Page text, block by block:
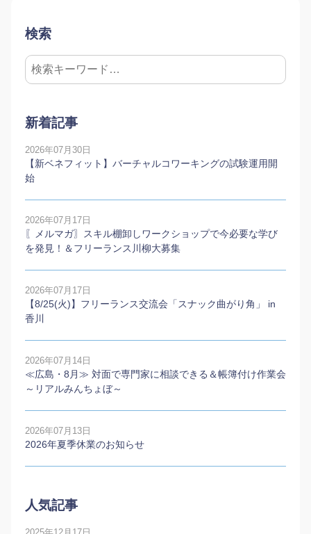
検索
新着記事
2026年07月30日
【新ベネフィット】バーチャルコワーキングの試験運用開
始
2026年07月17日
〖メルマガ〗スキル棚卸しワークショップで今必要な学び
を発見！＆フリーランス川柳大募集
2026年07月17日
【8/25(火)】フリーランス交流会「スナック曲がり角」 in
香川
2026年07月14日
≪広島・8月≫ 対面で専門家に相談できる＆帳簿付け作業会
～リアルみんちょぼ～
2026年07月13日
2026年夏季休業のお知らせ
人気記事